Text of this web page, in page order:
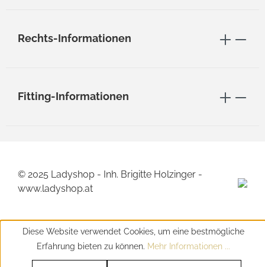
Rechts-Informationen
Fitting-Informationen
© 2025 Ladyshop - Inh. Brigitte Holzinger -
www.ladyshop.at
Diese Website verwendet Cookies, um eine bestmögliche
Erfahrung bieten zu können. Mehr Informationen ...